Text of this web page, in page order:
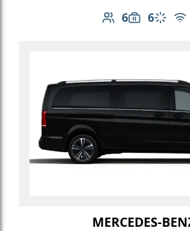
6
Nombre de
6
Capacité
MERCEDES-